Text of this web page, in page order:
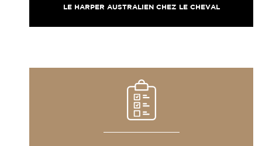
LE HARPER AUSTRALIEN CHEZ LE CHEVAL